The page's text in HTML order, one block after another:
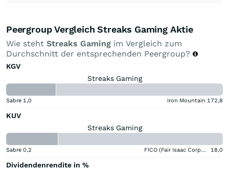
Peergroup Vergleich Streaks Gaming Aktie
Wie steht Streaks Gaming im Vergleich zum
Durchschnitt der entsprechenden Peergroup?
KGV
Streaks Gaming
Sabre 1,0 Iron Mountain 172,8
KUV
Streaks Gaming
Sabre 0,2 FICO (Fair Isaac Corporation) 18,0
Dividendenrendite in %